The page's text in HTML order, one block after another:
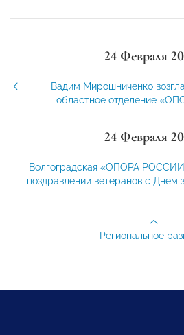
24 Февраля
Вадим Мирошниченко
областное отделение
24 Февраля
Волгоградская «ОПОРА
поздравлении ветеранов с Днем
Региональное